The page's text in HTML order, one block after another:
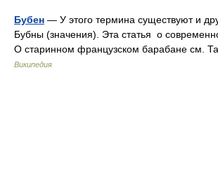
Бубен — У этого термина существуют и
Бубны (значения). Эта статья о
О старинном французском барабане см.
Википедия